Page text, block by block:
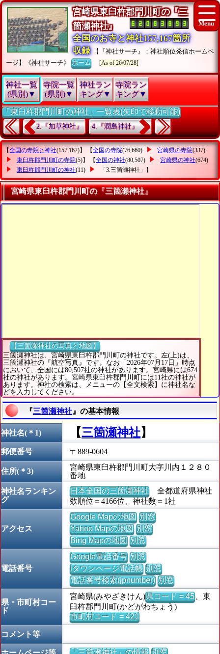
宮崎県東臼杵郡門川町の『三
箇瀬神社』
全国のお寺と神社157,167箇所
収録
【『神社サーチ』：神社順位発信ホームペ
ージ】《神社サーチ》ホーム [As of 26/07/28]
神社一覧
(県別)▼
寺院一覧
(県別)▼
神社ラン
キング▼
寺院ラン
キング▼
「東臼杵郡門川町の神社」一覧表(矢印で移動可能)
2.『加草神社』 4.『潤島神社』
【全国の寺院と神社(157,167)】 【全国の寺院(76,660) 宮崎県の寺院(337)
東臼杵郡門川町の寺院(5)】 【全国の神社(80,507) 宮崎県の神社(674)
東臼杵郡門川町の神社(11) 「3.三箇瀬神社」 】
宮崎県東臼杵郡門川町の『三箇瀬神社』
【三箇瀬神社の写真と地図】
三箇瀬神社は、宮崎県東臼杵郡門川町の神社です。左(上)は、
三箇瀬神社の『航空写真』です。なお「2026年07月17日」時点
において、全国には80,507社の神社があります。宮崎県には674
社の神社があります。宮崎県東臼杵郡門川町には11社の神社が
あります。神社の検索は、メニューの【全文検索】に神社名な
どを入力してください。
『三箇瀬神社 』の基本情報
神社名(＊1) 【三箇瀬神社】
郵便番号 〒889-0604
住所(＊3)
宮崎県東臼杵郡門川町大字川内１２８０
番地
神社名ランキン
グ
日本全国の三箇瀬神社全都道府県神社
数順位＝4166位、神社数＝1社
アクセス
Google Mapの地図 別窓
Yahoo Mapの地図 別窓
Bing Mapの地図 別窓
電話番号
Google電話番号 別窓
iタウンページ電話帳 別窓
電話番号検索(jpnumber) 別窓
県・市町村コー
ド
宮崎県(みやざきけん)県コード = 45、東
臼杵郡門川町(かどがわちょう)
市町村コード = 421
コメント等
「三箇瀬神社」の情報 別窓